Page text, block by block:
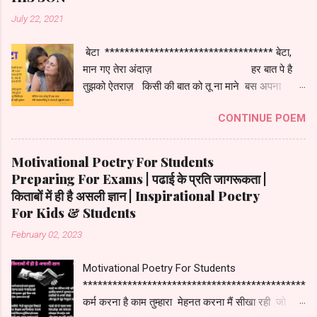
July 22, 2021
बेटा ********************************** बेटा,
मान गए तेरा अंदाज़ हर बात पे है
तुझको ऐतराज़ किसी की बात को तू ना माने बस अपना
आदत कभी ना सुधरे हर दिन एक नया बहाना है बस किताबों
से जी चुराना है सारा दिन खेल और मस्ती है वो भी तुझको कम
लगती है दिन बीते पूरा दोस्तों के संग घर में लगता कभी न
मन जवाबो में भी सवाल है तेरे क्यों , कब , कैसे , क्या है ये तो
तकिए कलाम है तेरे सब कहते है तू बड़ा हुआ जैसे ख़जूर का
पेड़ हुआ अब तो हो जा तू जिम्मेदार हर माँ की बेटे से यही
पुकार लेकिन सच बोलू मैं एक बात तेरी बादमाशियूं पे आता है
*********************************
CONTINUE POEM
Motivational Poetry For Students
Preparing For Exams | पढाई के प्रति जागरूकता |
किताबों में ही है असली ज्ञान | Inspirational Poetry
For Kids & Students
February 02, 2023
Motivational Poetry For Students
कर्म करना है काम तुम्हारा मेहनत करना मैं सीखा रही जो